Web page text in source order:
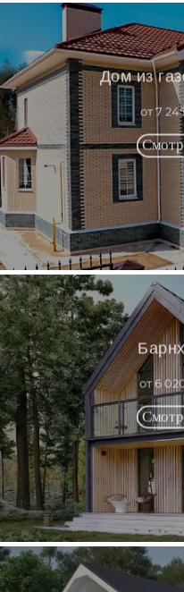
Дом из
от 7
от 6